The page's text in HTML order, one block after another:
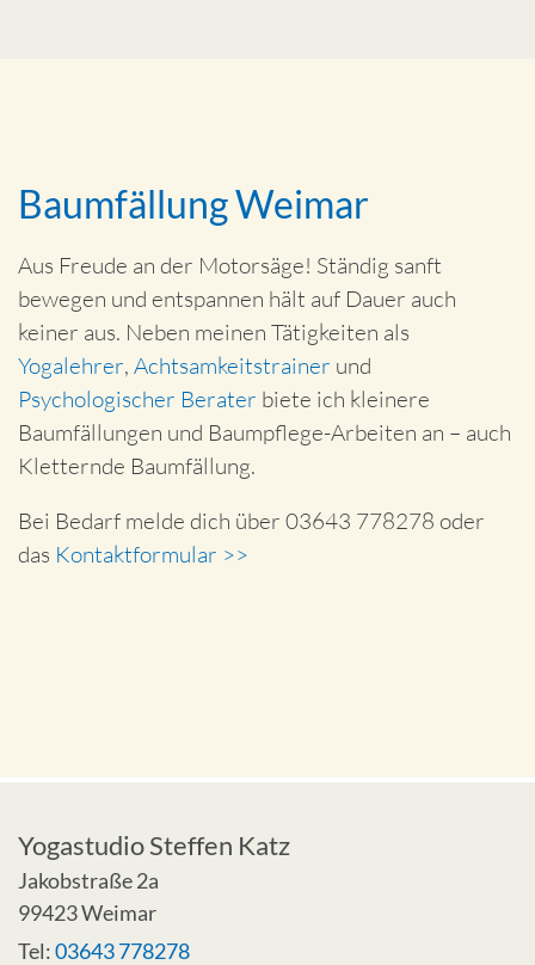
Baumfällung Weimar
Aus Freude an der Motorsäge! Ständig sanft
bewegen und entspannen hält auf Dauer auch
keiner aus. Neben meinen Tätigkeiten als
Yogalehrer, Achtsamkeitstrainer und
Psychologischer Berater biete ich kleinere
Baumfällungen und Baumpflege-Arbeiten an – auch
Kletternde Baumfällung.
Bei Bedarf melde dich über 03643 778278 oder
das Kontaktformular >>
Yogastudio Steffen Katz
Jakobstraße 2a
99423 Weimar
Tel:03643 778278